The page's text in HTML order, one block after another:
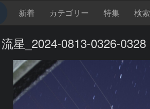
新着 カテゴリー 特集 検索
流星_2024-0813-0326-0328